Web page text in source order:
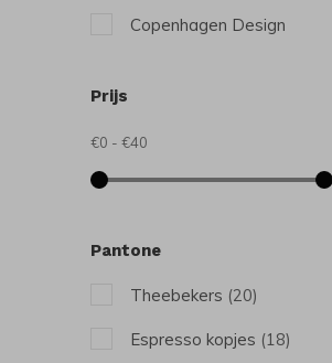
Copenhagen Design
Prijs
€0 - €40
Pantone
Theebekers (20)
Espresso kopjes (18)